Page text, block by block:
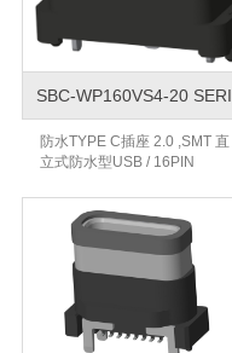
SBC-WP160VS4-20 SERI
防水TYPE C插座 2.0 ,SMT 直
立式防水型USB / 16PIN